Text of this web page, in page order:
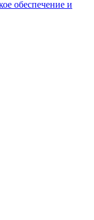
обеспечение и